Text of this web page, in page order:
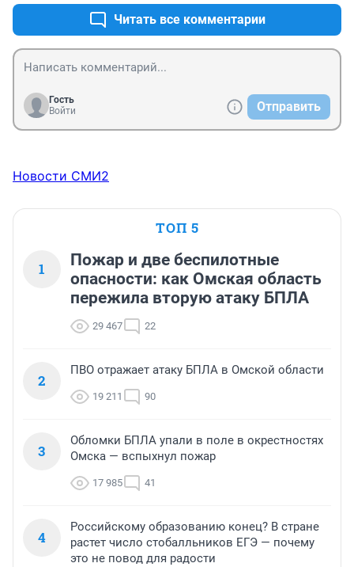
Читать все комментарии
Гость
Войти
Отправить
Новости СМИ2
ТОП 5
1
Пожар и две беспилотные
опасности: как Омская область
пережила вторую атаку БПЛА
29 467 22
2
ПВО отражает атаку БПЛА в Омской области
19 211 90
3
Обломки БПЛА упали в поле в окрестностях
Омска — вспыхнул пожар
17 985 41
4
Российскому образованию конец? В стране
растет число стобалльников ЕГЭ — почему
это не повод для радости